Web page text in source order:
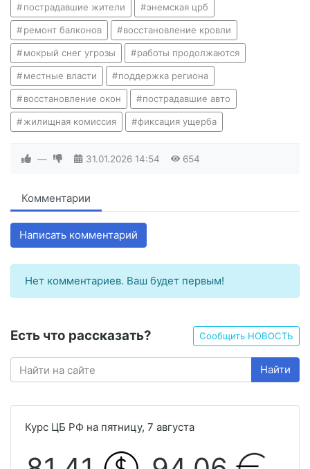
пострадавшие жители энемская црб
ремонт балконов восстановление кровли
мокрый снег угрозы работы продолжаются
местные власти поддержка региона
восстановление окон пострадавшие авто
жилищная комиссия фиксация ущерба
— 31.01.2026 14:54 654
Комментарии
Написать комментарий
Нет комментариев. Ваш будет первым!
Есть что рассказать? Сообщить НОВОСТЬ
Найти
Курс ЦБ РФ на пятницу, 7 августа